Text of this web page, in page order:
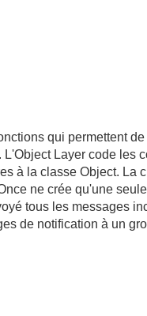
qui permettent
Layer code les
à la classe Object. La
ne crée qu'une
tous les messages
de notification à un